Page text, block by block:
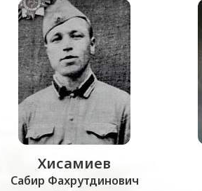
Хисамиев
Сабир Фахрутдинович